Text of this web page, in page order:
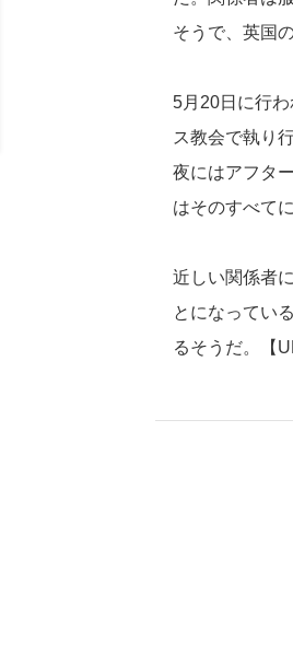
そうで、英国
5月20日に行
ス教会で執り
夜にはアフタ
はそのすべて
近しい関係者
とになってい
るそうだ。【